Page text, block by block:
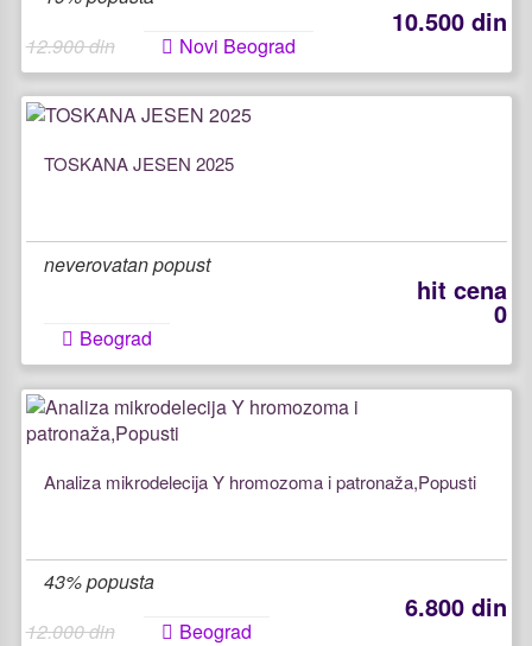
10.500 din
12.900 din Novi Beograd
TOSKANA JESEN 2025
neverovatan popust
hit cena
0
Beograd
Analiza mikrodelecija Y hromozoma i patronaža,Popusti
43% popusta
6.800 din
12.000 din Beograd